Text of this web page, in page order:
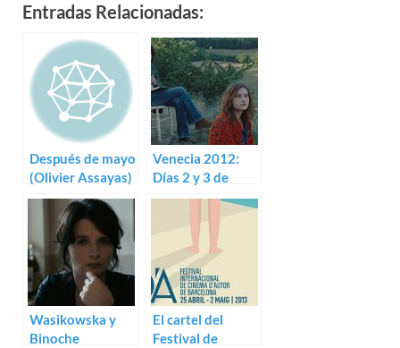
Entradas Relacionadas:
Después de mayo
(Olivier Assayas)
Venecia 2012:
Días 2 y 3 de
Septiembre
Wasikowska y
Binoche
El cartel del
Festival de